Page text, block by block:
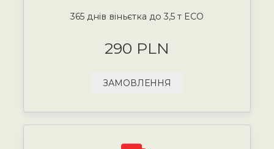
365 днів віньєтка до 3,5 т ECO
290 PLN
ЗАМОВЛЕННЯ